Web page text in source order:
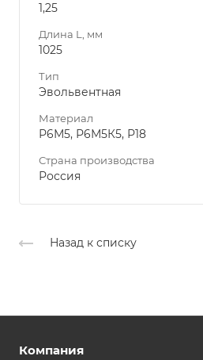
1,25
Длина L, мм
1025
Тип
Эвольвентная
Материал
Р6М5, Р6М5К5, Р18
Страна производства
Россия
Назад к списку
Компания